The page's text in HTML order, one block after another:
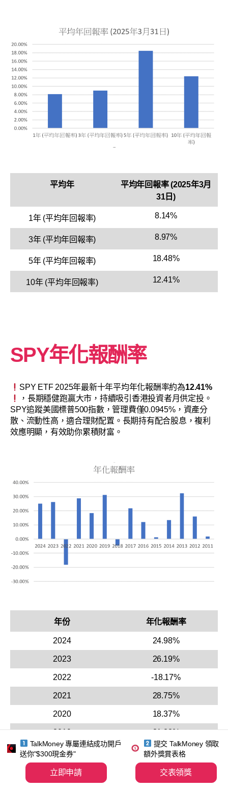
平均年
平均年回報率 (2025年3月
31日)
1年 (平均年回報率) 8.14%
3年 (平均年回報率) 8.97%
5年 (平均年回報率) 18.48%
10年 (平均年回報率) 12.41%
SPY年化報酬率
SPY ETF 2025年最新十年平均年化報酬率約為12.41%
，長期穩健跑贏大市，持續吸引香港投資者月供定投。
SPY追蹤美國標普500指數，管理費僅0.0945%，資產分
散、流動性高，適合理財配置。長期持有配合股息，複利
效應明顯，有效助你累積財富。
年份 年化報酬率
2024 24.98%
2023 26.19%
2022 -18.17%
2021 28.75%
2020 18.37%
2019 31.22%
2018 -4.56%
2017 21.70%
TalkMoney 專屬連結成功開戶
送你"$300現金券"
立即申請
提交 TalkMoney 領取
額外獎賞表格
交表領獎